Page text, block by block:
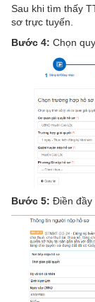
Sau khi tìm thấy
sơ trực tuyến.
Bước 4: Chọn
Bước 5: Điền đầy